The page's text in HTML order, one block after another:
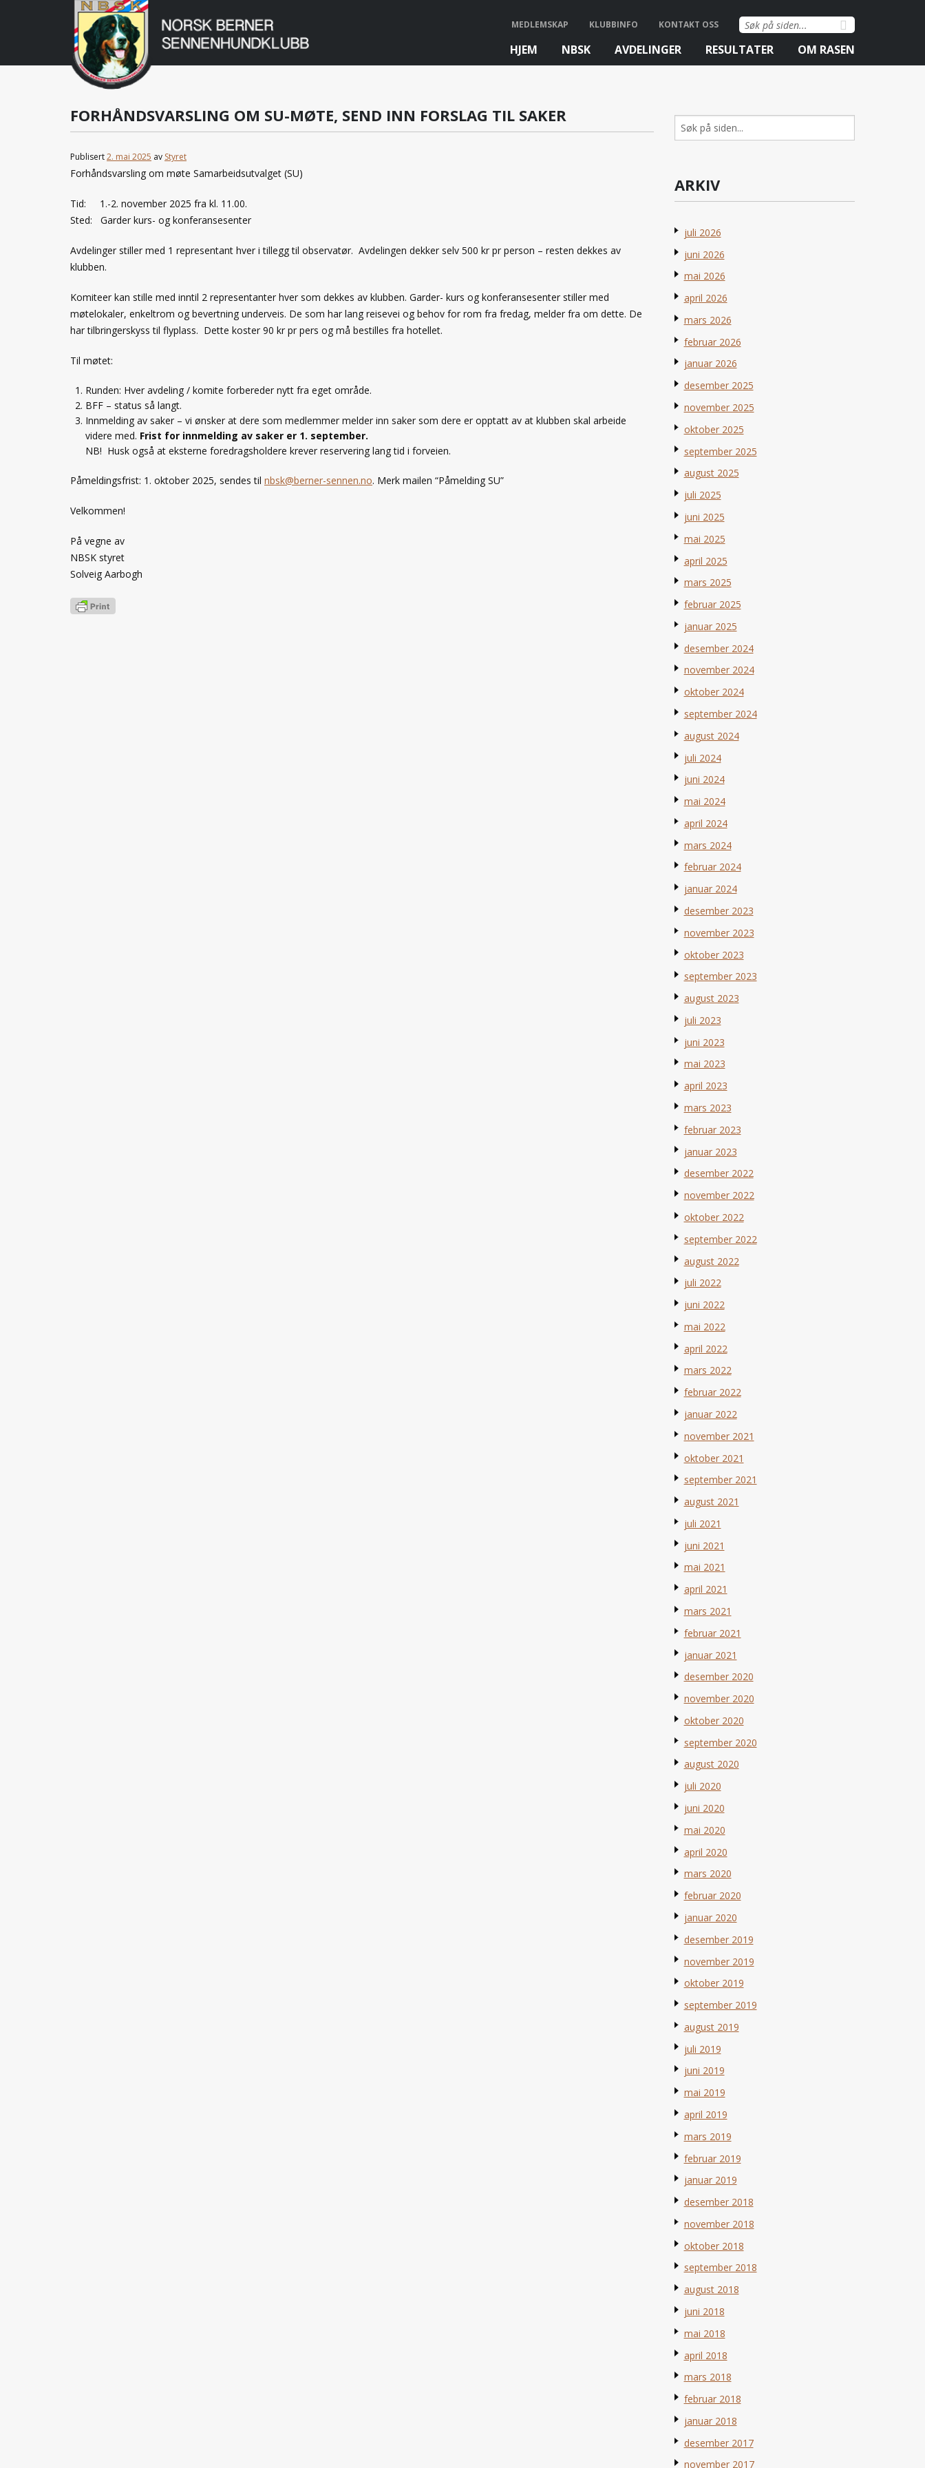
Norsk
Berner
Sennenhundklubb
Søk
etter:
MEDLEMSKAP KLUBBINFO KONTAKT OSS
HJEM NBSK AVDELINGER RESULTATER OM RASEN
FORHÅNDSVARSLING OM SU-MØTE, SEND INN FORSLAG TIL SAKER
Publisert2. mai 2025 av Styret
Forhåndsvarsling om møte Samarbeidsutvalget (SU)
Tid: 1.-2. november 2025 fra kl. 11.00.
Sted: Garder kurs- og konferansesenter
Avdelinger stiller med 1 representant hver i tillegg til observatør. Avdelingen dekker selv 500 kr pr person – resten dekkes av
klubben.
Komiteer kan stille med inntil 2 representanter hver som dekkes av klubben. Garder- kurs og konferansesenter stiller med
møtelokaler, enkeltrom og bevertning underveis. De som har lang reisevei og behov for rom fra fredag, melder fra om dette. De
har tilbringerskyss til flyplass. Dette koster 90 kr pr pers og må bestilles fra hotellet.
Til møtet:
Runden: Hver avdeling / komite forbereder nytt fra eget område.
BFF – status så langt.
Innmelding av saker – vi ønsker at dere som medlemmer melder inn saker som dere er opptatt av at klubben skal arbeide
videre med. Frist for innmelding av saker er 1. september.
NB! Husk også at eksterne foredragsholdere krever reservering lang tid i forveien.
Påmeldingsfrist: 1. oktober 2025, sendes til nbsk@berner-sennen.no. Merk mailen “Påmelding SU”
Velkommen!
På vegne av
NBSK styret
Solveig Aarbogh
Søk
etter:
ARKIV
juli 2026
juni 2026
mai 2026
april 2026
mars 2026
februar 2026
januar 2026
desember 2025
november 2025
oktober 2025
september 2025
august 2025
juli 2025
juni 2025
mai 2025
april 2025
mars 2025
februar 2025
januar 2025
desember 2024
november 2024
oktober 2024
september 2024
august 2024
juli 2024
juni 2024
mai 2024
april 2024
mars 2024
februar 2024
januar 2024
desember 2023
november 2023
oktober 2023
september 2023
august 2023
juli 2023
juni 2023
mai 2023
april 2023
mars 2023
februar 2023
januar 2023
desember 2022
november 2022
oktober 2022
september 2022
august 2022
juli 2022
juni 2022
mai 2022
april 2022
mars 2022
februar 2022
januar 2022
november 2021
oktober 2021
september 2021
august 2021
juli 2021
juni 2021
mai 2021
april 2021
mars 2021
februar 2021
januar 2021
desember 2020
november 2020
oktober 2020
september 2020
august 2020
juli 2020
juni 2020
mai 2020
april 2020
mars 2020
februar 2020
januar 2020
desember 2019
november 2019
oktober 2019
september 2019
august 2019
juli 2019
juni 2019
mai 2019
april 2019
mars 2019
februar 2019
januar 2019
desember 2018
november 2018
oktober 2018
september 2018
august 2018
juni 2018
mai 2018
april 2018
mars 2018
februar 2018
januar 2018
desember 2017
november 2017